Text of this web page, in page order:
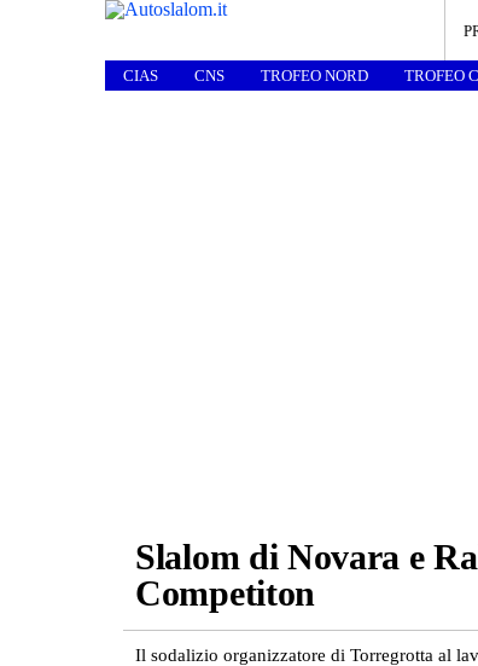
CIAS CNS TROFEO NORD TROFEO
Slalom di Novara e
Competiton
Il sodalizio organizzatore di Torregrotta al